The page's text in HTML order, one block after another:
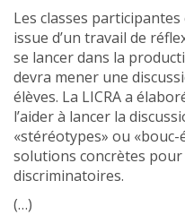
Les classes
issue d’un travail de
se lancer dans la
devra mener une
élèves. La LICRA a
l’aider à lancer la
«stéréotypes» ou
solutions concrètes
discriminatoires.
(…)